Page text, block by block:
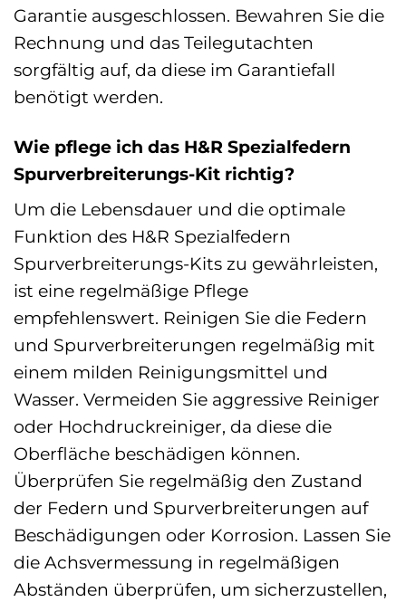
Garantie ausgeschlossen. Bewahren Sie die
Rechnung und das Teilegutachten
sorgfältig auf, da diese im Garantiefall
benötigt werden.
Wie pflege ich das H&R Spezialfedern
Spurverbreiterungs-Kit richtig?
Um die Lebensdauer und die optimale
Funktion des H&R Spezialfedern
Spurverbreiterungs-Kits zu gewährleisten,
ist eine regelmäßige Pflege
empfehlenswert. Reinigen Sie die Federn
und Spurverbreiterungen regelmäßig mit
einem milden Reinigungsmittel und
Wasser. Vermeiden Sie aggressive Reiniger
oder Hochdruckreiniger, da diese die
Oberfläche beschädigen können.
Überprüfen Sie regelmäßig den Zustand
der Federn und Spurverbreiterungen auf
Beschädigungen oder Korrosion. Lassen Sie
die Achsvermessung in regelmäßigen
Abständen überprüfen, um sicherzustellen,